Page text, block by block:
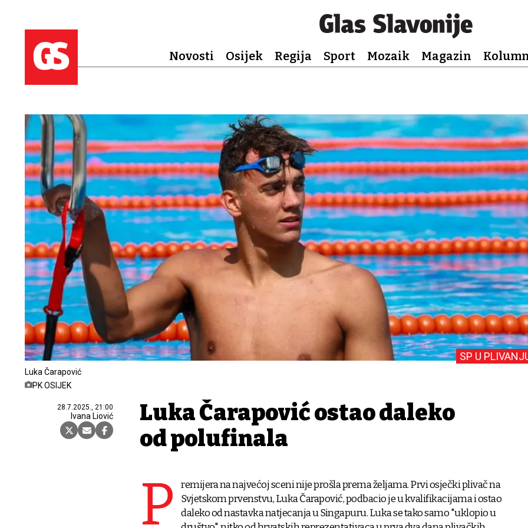
Novosti Osijek Regija Sport Mozaik Magazin
Luka Čarapović
PK OSIJEK
28.7.2025., 21:00
Ivana Liović
SP U
Luka Čarapović ostao daleko
od polufinala
P
remijera na najvećoj sceni nije prošla prema željama. Prvi osječki plivač na
Svjetskom prvenstvu, Luka Čarapović, podbacio je u kvalifikacijama i ostao
daleko od nastavka natjecanja u Singapuru. Luka se tako samo "uklopio u